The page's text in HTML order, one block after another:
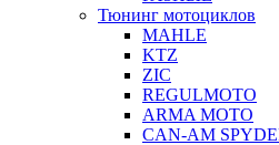
Тюнинг мотоциклов
MAHLE
KTZ
ZIC
REGULMOTO
ARMA MOTO
CAN-AM